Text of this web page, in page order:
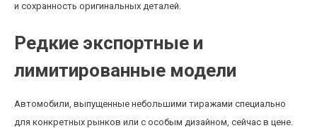
и сохранность оригинальных деталей.
Редкие экспортные и
лимитированные модели
Автомобили, выпущенные небольшими тиражами специально
для конкретных рынков или с особым дизайном, сейчас в цене.